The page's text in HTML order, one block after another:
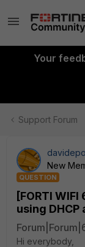
Your
Support Forum
New
QUESTION
[FORTI
using
Hi everybody,